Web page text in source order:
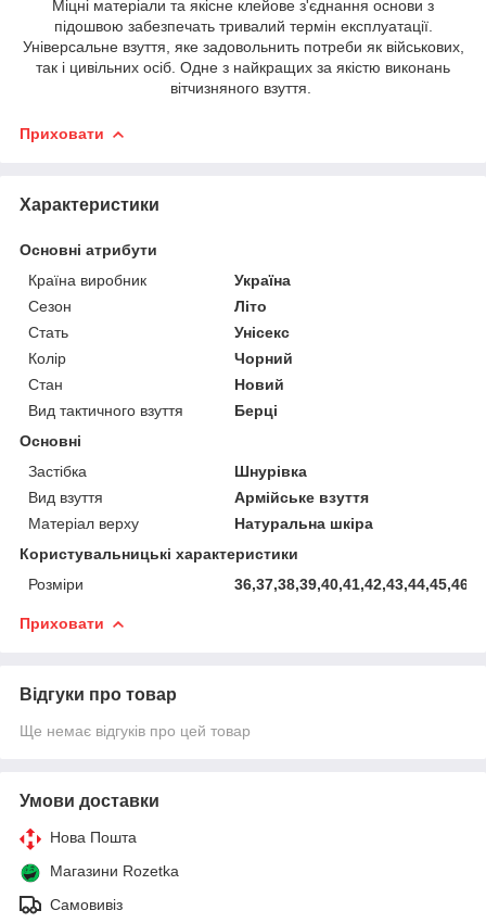
Міцні матеріали та якісне клейове з'єднання основи з
підошвою забезпечать тривалий термін експлуатації.
Універсальне взуття, яке задовольнить потреби як військових,
так і цивільних осіб. Одне з найкращих за якістю виконань
вітчизняного взуття.
Приховати
Характеристики
Основні атрибути
Країна виробник
Україна
Сезон
Літо
Стать
Унісекс
Колір
Чорний
Стан
Новий
Вид тактичного взуття
Берці
Основні
Застібка
Шнурівка
Вид взуття
Армійське взуття
Матеріал верху
Натуральна шкіра
Користувальницькі характеристики
Розміри
36,37,38,39,40,41,42,43,44,45,46
Приховати
Відгуки про товар
Ще немає відгуків про цей товар
Умови доставки
Нова Пошта
Магазини Rozetka
Самовивіз